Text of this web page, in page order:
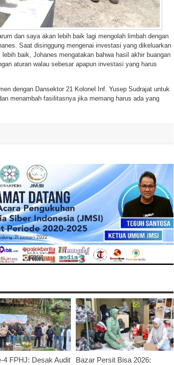
dan saya akan lebih baik lagi mengolah limbah dengan
Saat disinggung mengenai investasi yang dikeluarkan
baik, Johanes mengatakan bahwa hasil akhir buangan
aturan walau sebesar apapun investasi yang harus
dengan Dansektor 21 Kolonel Inf. Yusep Sudrajat untuk
menambah fasilitasnya jika memang harus ada yang
4 FPHJ: Desak Audit
Bazar Persit Bisa 2026: